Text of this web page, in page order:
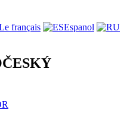
français
Espanol